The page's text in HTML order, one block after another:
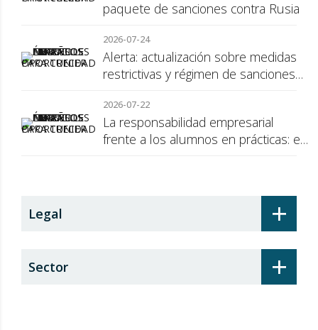
paquete de sanciones contra Rusia
2026-07-24
Alerta: actualización sobre medidas
restrictivas y régimen de sanciones
2026-07-22
La responsabilidad empresarial
frente a los alumnos en prácticas: el
+
Legal
+
Sector